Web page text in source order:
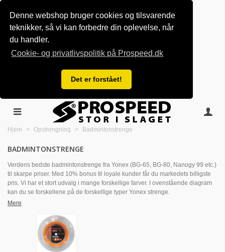
Denne webshop bruger cookies og tilsvarende
teknikker, så vi kan forbedre din oplevelse, når
du handler.
Cookie- og privatlivspolitik på Prospeed.dk
Det er forstået!
Hjem > Opstrengning > Badmintonstrenge
BADMINTONSTRENGE
Verdens bedste badmintonstrenge fra Yonex (BG-65, BG-80, Nanogy 99 etc.)
til skarpe priser. Med 10% bonus til loyale kunder får du markedets billigste
pris. Vi har et stort udvalg i mange forskellige farver. I ovenstående diagram
kan du se forskellene på de forskellige typer Yonex strenge.
Mere